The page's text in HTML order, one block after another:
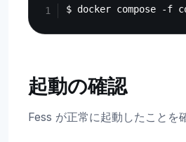
起動の確認
Fess が正常に起動したことを